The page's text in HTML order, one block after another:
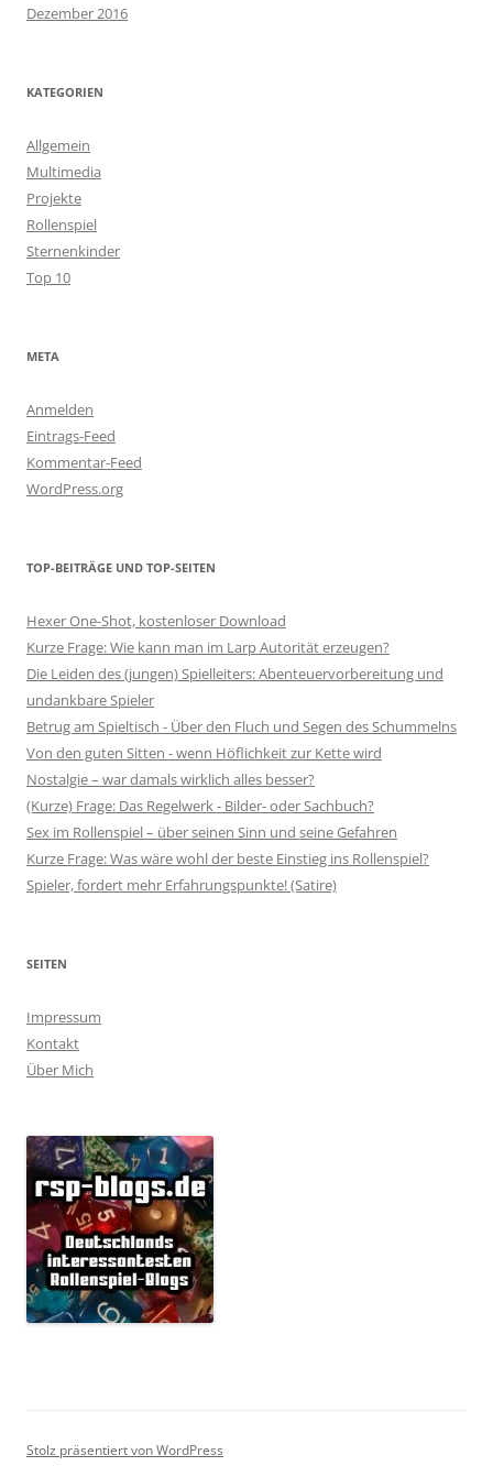
Dezember 2016
KATEGORIEN
Allgemein
Multimedia
Projekte
Rollenspiel
Sternenkinder
Top 10
META
Anmelden
Eintrags-Feed
Kommentar-Feed
WordPress.org
TOP-BEITRÄGE UND TOP-SEITEN
Hexer One-Shot, kostenloser Download
Kurze Frage: Wie kann man im Larp Autorität erzeugen?
Die Leiden des (jungen) Spielleiters: Abenteuervorbereitung und
undankbare Spieler
Betrug am Spieltisch - Über den Fluch und Segen des Schummelns
Von den guten Sitten - wenn Höflichkeit zur Kette wird
Nostalgie – war damals wirklich alles besser?
(Kurze) Frage: Das Regelwerk - Bilder- oder Sachbuch?
Sex im Rollenspiel – über seinen Sinn und seine Gefahren
Kurze Frage: Was wäre wohl der beste Einstieg ins Rollenspiel?
Spieler, fordert mehr Erfahrungspunkte! (Satire)
SEITEN
Impressum
Kontakt
Über Mich
Stolz präsentiert von WordPress